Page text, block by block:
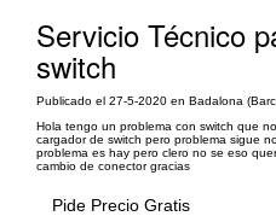
Servicio Técnico
switch
Publicado el 27-5-2020 en Badalona
Hola tengo un problema con switch que
cargador de switch pero problema sigue
problema es hay pero clero no se eso
cambio de conector gracias
Pide Precio Gratis